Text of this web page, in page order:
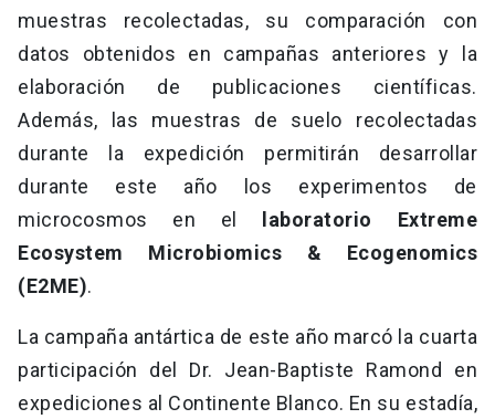
muestras recolectadas, su comparación con
datos obtenidos en campañas anteriores y la
elaboración de publicaciones científicas.
Además, las muestras de suelo recolectadas
durante la expedición permitirán desarrollar
durante este año los experimentos de
microcosmos en el
laboratorio Extreme
Ecosystem Microbiomics & Ecogenomics
(E2ME).
La campaña antártica de este año marcó la cuarta
participación del Dr. Jean-Baptiste Ramond en
expediciones al Continente Blanco. En su estadía,